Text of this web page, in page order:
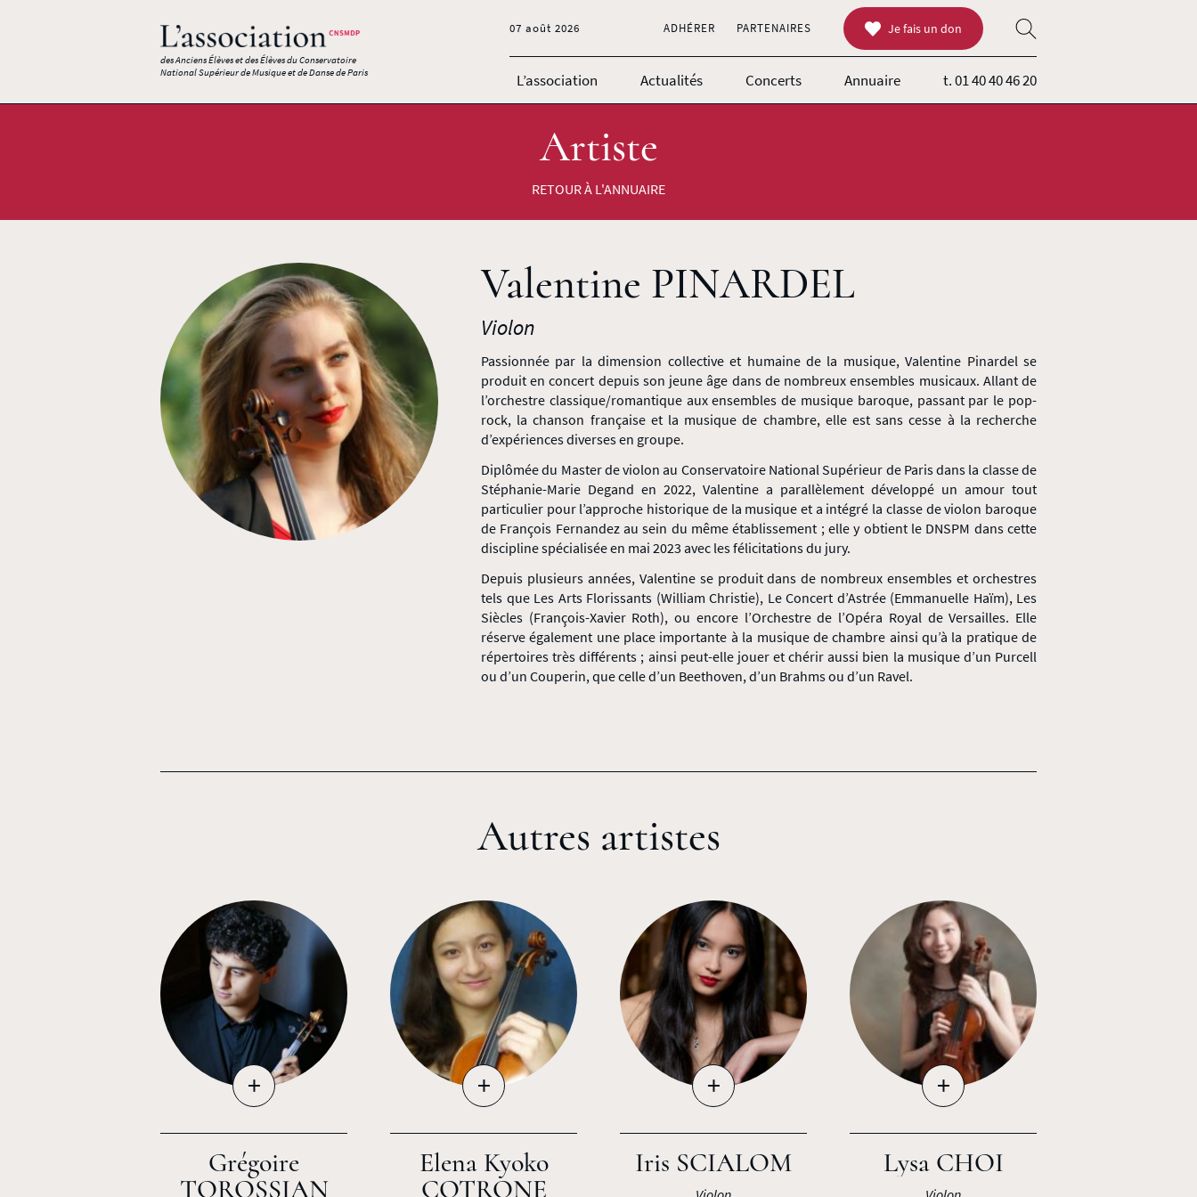
des Anciens Élèves et des Élèves du Conservatoire
National Supérieur de Musique et de Danse de Paris
L’association Actualités Concerts Annuaire t. 01 40 40 46 20
07 août 2026 ADHÉRER PARTENAIRES Je fais un don
Artiste
RETOUR À L'ANNUAIRE
Valentine PINARDEL
Violon
Passionnée par la dimension collective et humaine de la musique, Valentine Pinardel se
produit en concert depuis son jeune âge dans de nombreux ensembles musicaux. Allant de
l’orchestre classique/romantique aux ensembles de musique baroque, passant par le pop-
rock, la chanson française et la musique de chambre, elle est sans cesse à la recherche
d’expériences diverses en groupe.
Diplômée du Master de violon au Conservatoire National Supérieur de Paris dans la classe de
Stéphanie-Marie Degand en 2022, Valentine a parallèlement développé un amour tout
particulier pour l’approche historique de la musique et a intégré la classe de violon baroque
de François Fernandez au sein du même établissement ; elle y obtient le DNSPM dans cette
discipline spécialisée en mai 2023 avec les félicitations du jury.
Depuis plusieurs années, Valentine se produit dans de nombreux ensembles et orchestres
tels que Les Arts Florissants (William Christie), Le Concert d’Astrée (Emmanuelle Haïm), Les
Siècles (François-Xavier Roth), ou encore l’Orchestre de l’Opéra Royal de Versailles. Elle
réserve également une place importante à la musique de chambre ainsi qu’à la pratique de
répertoires très différents ; ainsi peut-elle jouer et chérir aussi bien la musique d’un Purcell
ou d’un Couperin, que celle d’un Beethoven, d’un Brahms ou d’un Ravel.
Autres artistes
+
Grégoire
TOROSSIAN
+
Elena Kyoko
COTRONE
+
Iris SCIALOM
+
Lysa CHOI